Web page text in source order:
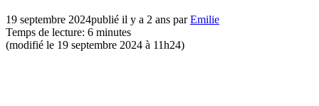
19 septembre 2024publié il y a 2 ans parEmilie
Temps de lecture: 6 minutes
(modifié le 19 septembre 2024 à 11h24)